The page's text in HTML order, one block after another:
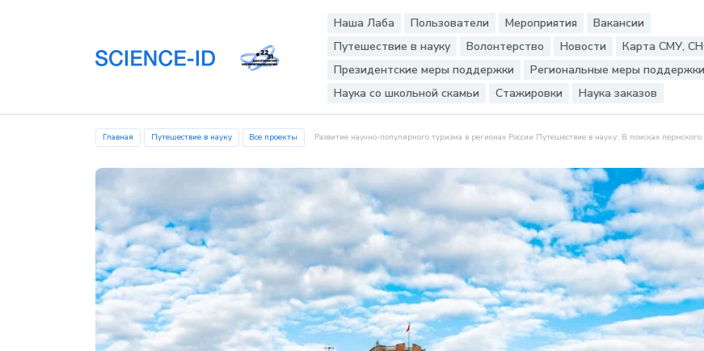
Наша Лаба Пользователи Мероприятия
Вакансии
Путешествие в науку
Волонтерство Новости
Карта СМУ,
Президентские меры поддержки
Региональные меры поддержки
Наука со школьной скамьи
Стажировки Наука заказов
Главная Путешествие в науку Все проекты Развитие научно-популярного туризма в регионах России Путешествие в науку: В поисках